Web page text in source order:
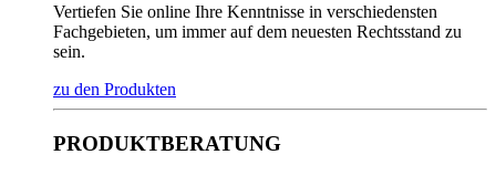
Vertiefen Sie online Ihre Kenntnisse in verschiedensten
Fachgebieten, um immer auf dem neuesten Rechtsstand zu
sein.
zu den Produkten
PRODUKTBERATUNG